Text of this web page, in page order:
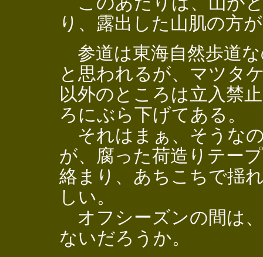
り、露出した山肌の方
参道は東海自然歩道
と思われるが、マツタ
以外のところは立入禁
ろにぶら下げてある。
それはまぁ、そうな
が、腐った荷造りテー
絡まり、あちこちで揺
しい。
オフシーズンの間は
ないだろうか。